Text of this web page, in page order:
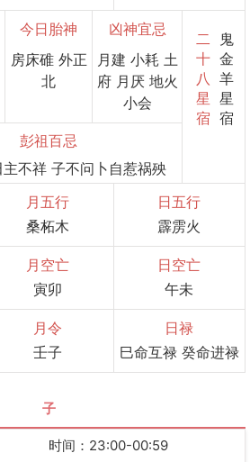
今日胎神
房床碓 外正
北
凶神宜忌
月建 小耗 土
府 月厌 地火
小会
彭祖百忌
戊不受田田主不祥 子不问卜自惹祸殃
二
十
八
星
宿
鬼
金
羊
星
宿
月五行
桑柘木
日五行
霹雳火
月空亡
寅卯
日空亡
午未
月令
壬子
日禄
巳命互禄 癸命进禄
子
时间：23:00-00:59